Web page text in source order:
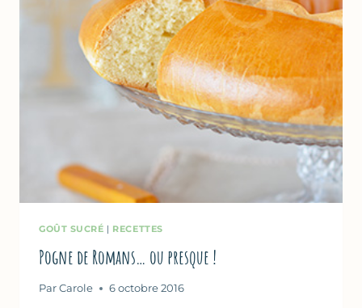
GOÛT SUCRÉ | RECETTES
Pogne de Romans… ou presque !
Par Carole 6 octobre 2016